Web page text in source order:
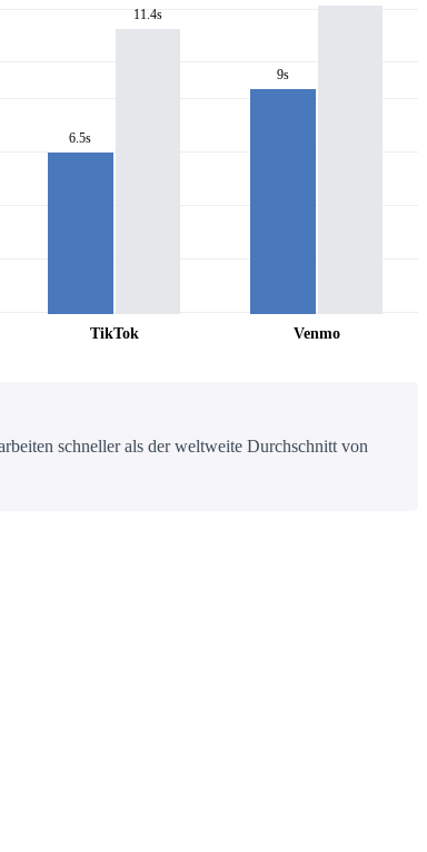
6.5s
11.4s
TikTok
9s
Venmo
schneller als der weltweite Durchschnitt von